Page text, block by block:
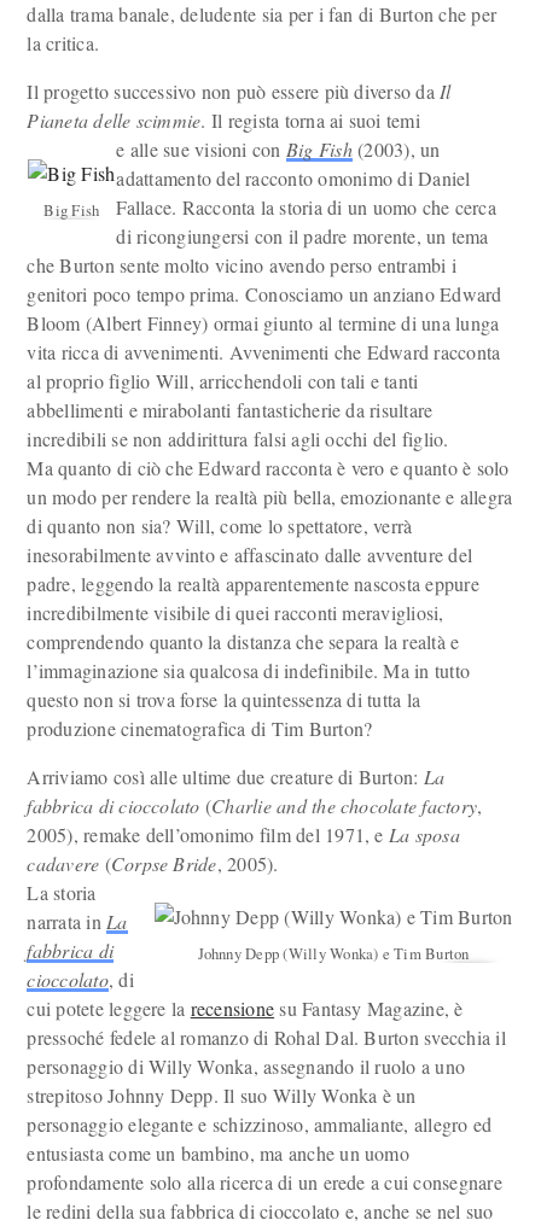
dalla trama banale, deludente sia per i fan di Burton che per
la critica.
Il progetto successivo non può essere più diverso da Il
Pianeta delle scimmie. Il regista torna ai suoi temi
Big Fish
e alle sue visioni con Big Fish(2003), un
adattamento del racconto omonimo di Daniel
Fallace. Racconta la storia di un uomo che cerca
di ricongiungersi con il padre morente, un tema
che Burton sente molto vicino avendo perso entrambi i
genitori poco tempo prima. Conosciamo un anziano Edward
Bloom (Albert Finney) ormai giunto al termine di una lunga
vita ricca di avvenimenti. Avvenimenti che Edward racconta
al proprio figlio Will, arricchendoli con tali e tanti
abbellimenti e mirabolanti fantasticherie da risultare
incredibili se non addirittura falsi agli occhi del figlio.
Ma quanto di ciò che Edward racconta è vero e quanto è solo
un modo per rendere la realtà più bella, emozionante e allegra
di quanto non sia? Will, come lo spettatore, verrà
inesorabilmente avvinto e affascinato dalle avventure del
padre, leggendo la realtà apparentemente nascosta eppure
incredibilmente visibile di quei racconti meravigliosi,
comprendendo quanto la distanza che separa la realtà e
l’immaginazione sia qualcosa di indefinibile. Ma in tutto
questo non si trova forse la quintessenza di tutta la
produzione cinematografica di Tim Burton?
Arriviamo così alle ultime due creature di Burton: La
fabbrica di cioccolato (Charlie and the chocolate factory,
2005), remake dell’omonimo film del 1971, e La sposa
cadavere (Corpse Bride, 2005).
Johnny Depp (Willy Wonka) e Tim Burton
La storia
narrata in La
fabbrica di
cioccolato, di
cui potete leggere la recensionesu Fantasy Magazine, è
pressoché fedele al romanzo di Rohal Dal. Burton svecchia il
personaggio di Willy Wonka, assegnando il ruolo a uno
strepitoso Johnny Depp. Il suo Willy Wonka è un
personaggio elegante e schizzinoso, ammaliante, allegro ed
entusiasta come un bambino, ma anche un uomo
profondamente solo alla ricerca di un erede a cui consegnare
le redini della sua fabbrica di cioccolato e, anche se nel suo